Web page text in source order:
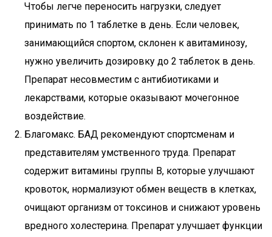
Чтобы легче переносить нагрузки, следует
принимать по 1 таблетке в день. Если человек,
занимающийся спортом, склонен к авитаминозу,
нужно увеличить дозировку до 2 таблеток в день.
Препарат несовместим с антибиотиками и
лекарствами, которые оказывают мочегонное
воздействие.
Благомакс. БАД рекомендуют спортсменам и
представителям умственного труда. Препарат
содержит витамины группы В, которые улучшают
кровоток, нормализуют обмен веществ в клетках,
очищают организм от токсинов и снижают уровень
вредного холестерина. Препарат улучшает функции